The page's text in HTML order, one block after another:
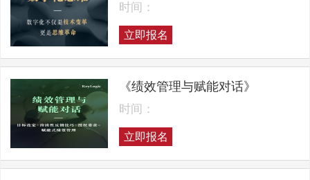
时间：
立即报名
《绩效管理与赋能对话》
时间：
立即报名